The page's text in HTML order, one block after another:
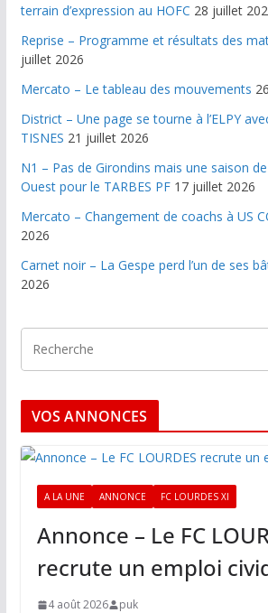
terrain d’expression au HOFC 28 juillet
Reprise – Programme et résultats des
juillet 2026
Mercato – Le tableau des mouvements
District – Une page se tourne à l’ELPY
TISNES 21 juillet 2026
N1 – Pas de Girondins mais une saison
Ouest pour le TARBES PF 17 juillet 2026
Mercato – Changement de coachs à US
2026
Carnet noir – La Gespe perd l’un de ses
2026
VOS ANNONCES
A LA UNE ANNONCE FC LOURDES XI
Annonce – Le FC
recrute un emploi
4 août 2026 puk